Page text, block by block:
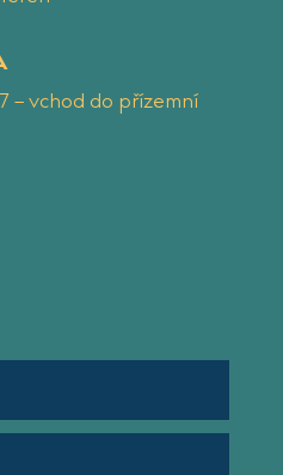
– vchod do přízemní